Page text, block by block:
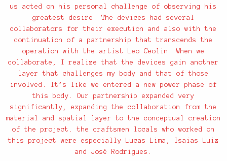
us acted on his personal challenge of observing his
greatest desire. The devices had several
collaborators for their execution and also with the
continuation of a partnership that transcends the
operation with the artist Leo Ceolin. When we
collaborate, I realize that the devices gain another
layer that challenges my body and that of those
involved. It’s like we entered a new power phase of
this body. Our partnership expanded very
significantly, expanding the collaboration from the
material and spatial layer to the conceptual creation
of the project. the craftsmen locals who worked on
this project were especially Lucas Lima, Isaias Luiz
and José Rodrigues.